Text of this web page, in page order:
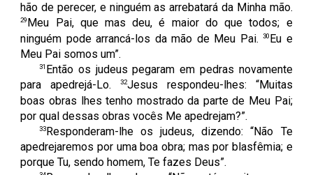
hão de perecer, e ninguém as arrebatará da Minha mão.
29 Meu Pai, que mas deu, é maior do que todos; e
ninguém pode arrancá-los da mão de Meu Pai.30Eu e
Meu Pai somos um”.
31 Então os judeus pegaram em pedras novamente
para apedrejá-Lo.
32Jesus respondeu-lhes: “Muitas
boas obras lhes tenho mostrado da parte de Meu Pai;
por qual dessas obras vocês Me apedrejam?”.
33Responderam-lhe os judeus, dizendo: “Não Te
apedrejaremos por uma boa obra; mas por blasfêmia; e
porque Tu, sendo homem, Te fazes Deus”.